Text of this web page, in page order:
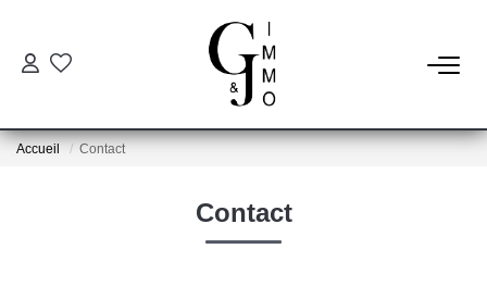
ESTIMER
BIENS VENDUS
Accueil Contact
Contact